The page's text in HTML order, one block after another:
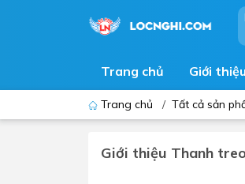
Trang chủ Giới thiệu
Trang chủ / Tất cả sản
Giới thiệu Thanh